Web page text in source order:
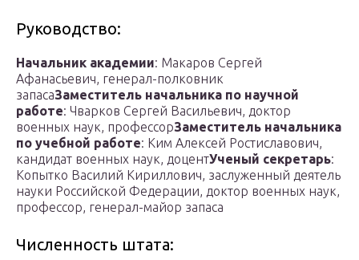
Руководство:
Начальник академии: Макаров Сергей
Афанасьевич, генерал-полковник
запасаЗаместитель начальника по научной
работе: Чварков Сергей Васильевич, доктор
военных наук, профессорЗаместитель начальника
по учебной работе: Ким Алексей Ростиславович,
кандидат военных наук, доцентУченый секретарь:
Копытко Василий Кириллович, заслуженный деятель
науки Российской Федерации, доктор военных наук,
профессор, генерал-майор запаса
Численность штата: